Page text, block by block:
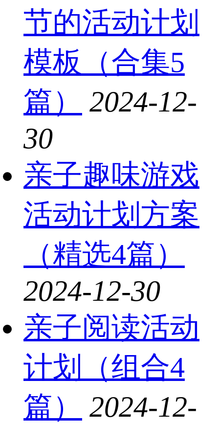
节的活动计划
模板（合集5
篇）
2024-12-
30
亲子趣味游戏
活动计划方案
（精选4篇）
2024-12-30
亲子阅读活动
计划（组合4
篇）
2024-12-